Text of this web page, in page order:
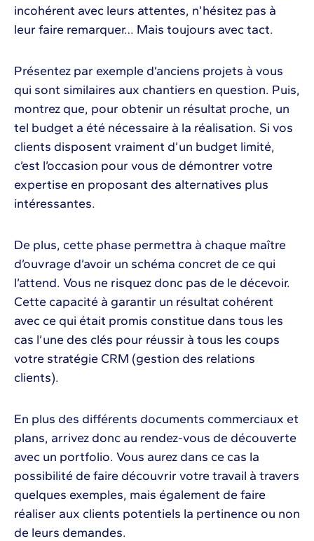
incohérent avec leurs attentes, n’hésitez pas à
leur faire remarquer… Mais toujours avec tact.
Présentez par exemple d’anciens projets à vous
qui sont similaires aux chantiers en question. Puis,
montrez que, pour obtenir un résultat proche, un
tel budget a été nécessaire à la réalisation. Si vos
clients disposent vraiment d’un budget limité,
c’est l’occasion pour vous de démontrer votre
expertise en proposant des alternatives plus
intéressantes.
De plus, cette phase permettra à chaque maître
d’ouvrage d’avoir un schéma concret de ce qui
l’attend. Vous ne risquez donc pas de le décevoir.
Cette capacité à garantir un résultat cohérent
avec ce qui était promis constitue dans tous les
cas l’une des clés pour réussir à tous les coups
votre stratégie CRM (gestion des relations
clients).
En plus des différents documents commerciaux et
plans, arrivez donc au rendez-vous de découverte
avec un portfolio. Vous aurez dans ce cas la
possibilité de faire découvrir votre travail à travers
quelques exemples, mais également de faire
réaliser aux clients potentiels la pertinence ou non
de leurs demandes.